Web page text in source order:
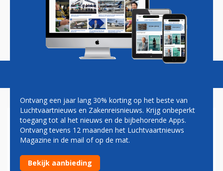
Magazine Podcasts Vacatures
KUWAIT AIRWAYS NEEMT
EERSTE AIRBUS A330-900 IN
ONTVANGST
Ontvang een jaar lang 30% korting op het beste van
Luchtvaartnieuws en Zakenreisnieuws. Krijg onbeperkt
toegang tot al het nieuws en de bijbehorende Apps.
Ontvang tevens 12 maanden het Luchtvaartnieuws
Magazine in de mail of op de mat.
Bekijk aanbieding